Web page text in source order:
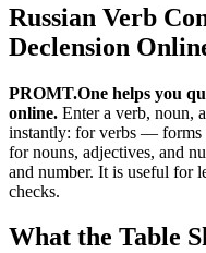
Russian Verb
Declension
PROMT.One helps you
online. Enter a verb, noun,
instantly: for verbs — forms
for nouns, adjectives, and
and number. It is useful for
checks.
What the Table